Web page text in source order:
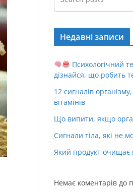
Недавні записи
Психологічний
дізнайся, що робить
12 сигналів
вітамінів
Що випити, якщо
Сигнали тіла, які не
Який продукт очищає
Немає коментарів до